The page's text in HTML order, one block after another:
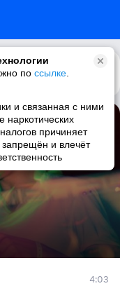
по ссылке
и связанная с ними
причиняет
и влечёт
4:03